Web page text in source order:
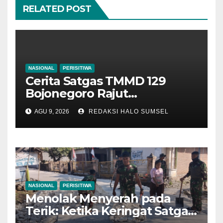
RELATED POST
NASIONAL PERISITIWA
Cerita Satgas TMMD 129
Bojonegoro Rajut
Kebersamaan di Jembatan
Brang Etan
AGU 9, 2026 REDAKSI HALO SUMSEL
NASIONAL PERISITIWA
Menolak Menyerah pada
Terik: Ketika Keringat Satgas